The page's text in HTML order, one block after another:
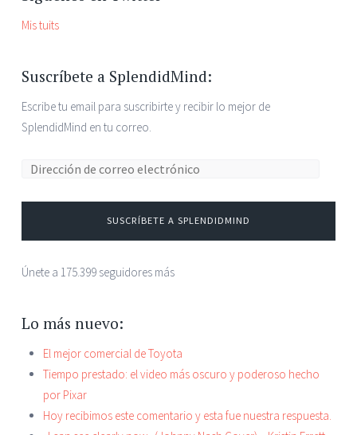
Mis tuits
Suscríbete a SplendidMind:
Escribe tu email para suscribirte y recibir lo mejor de
SplendidMind en tu correo.
SUSCRÍBETE A SPLENDIDMIND
Únete a 175.399 seguidores más
Lo más nuevo:
El mejor comercial de Toyota
Tiempo prestado: el video más oscuro y poderoso hecho
por Pixar
Hoy recibimos este comentario y esta fue nuestra respuesta.